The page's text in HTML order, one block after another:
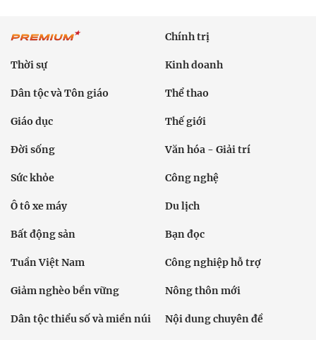
Chính trị
Thời sự Kinh doanh
Dân tộc và Tôn giáo Thể thao
Giáo dục Thế giới
Đời sống Văn hóa - Giải trí
Sức khỏe Công nghệ
Ô tô xe máy Du lịch
Bất động sản Bạn đọc
Tuần Việt Nam Công nghiệp hỗ trợ
Giảm nghèo bền vững Nông thôn mới
Dân tộc thiểu số và miền núi Nội dung chuyên đề